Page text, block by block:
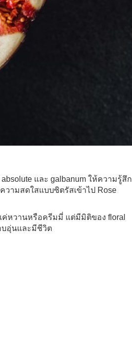
และ galbanum ให้ความรู้สึก
วามสดใสแบบซิตรัสเข้าไป Rose
หวานหรือครีมมี่ แต่มีมิติของ floral
บอุ่นและมีชีวิต